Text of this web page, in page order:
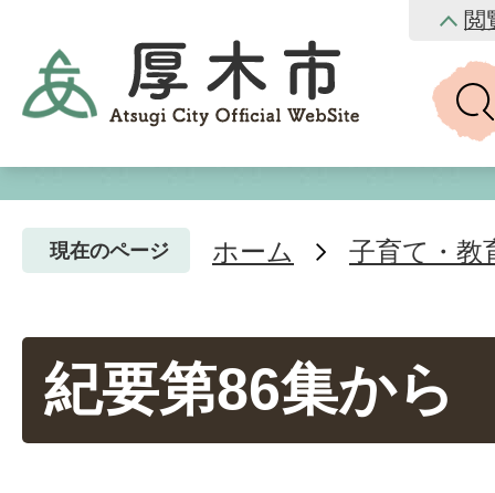
閲
現在のページ ホーム 子育て・教
紀要第86集から